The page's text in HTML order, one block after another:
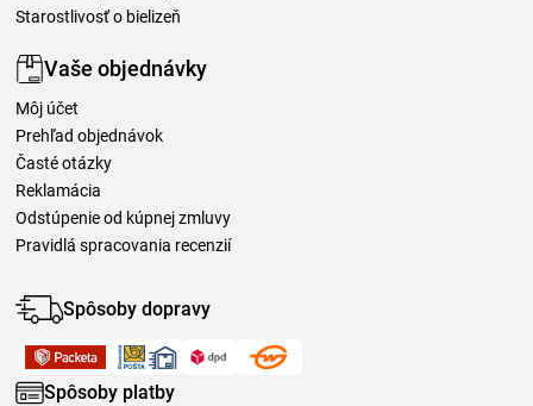
Starostlivosť o bielizeň
Vaše objednávky
Môj účet
Prehľad objednávok
Časté otázky
Reklamácia
Odstúpenie od kúpnej zmluvy
Pravidlá spracovania recenzií
Spôsoby dopravy
Spôsoby platby